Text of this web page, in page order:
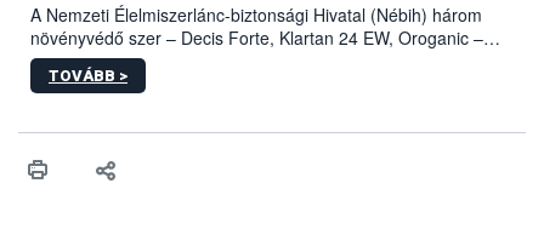
A Nemzeti Élelmiszerlánc-biztonsági Hivatal (Nébih) három
növényvédő szer – Decis Forte, Klartan 24 EW, Oroganic –
engedélyokiratát módosította, így azok a szüretet követően,
egészen a vesszőérettség (BBCH 91) stádiumáig
érésű szőlőkben is legyen lehetőség a károsító elleni további
felhasználók számára is elérhető és ökológiai termesztésben is
TOVÁBB >